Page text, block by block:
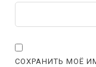
СОХРАНИТЬ МОЁ